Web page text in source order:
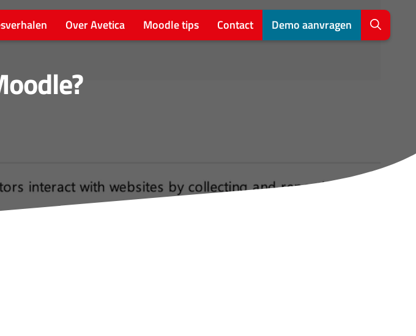
Over Avetica Moodle tips Contact Demo aanvragen